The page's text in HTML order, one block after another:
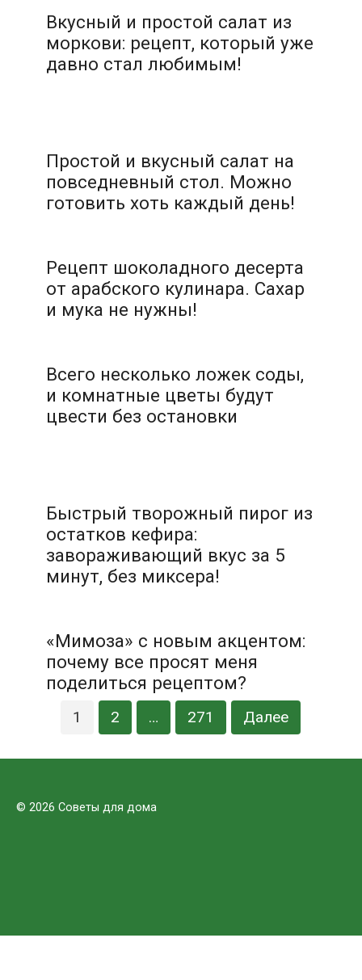
Вкусный и простой салат из
моркови: рецепт, который уже
давно стал любимым!
Простой и вкусный салат на
повседневный стол. Можно
готовить хоть каждый день!
Рецепт шоколадного десерта
от арабского кулинара. Сахар
и мука не нужны!
Всего несколько ложек соды,
и комнатные цветы будут
цвести без остановки
Быстрый творожный пирог из
остатков кефира:
завораживающий вкус за 5
минут, без миксера!
«Мимоза» с новым акцентом:
почему все просят меня
поделиться рецептом?
Пагинация
1 2 … 271 Далее
© 2026 Советы для дома